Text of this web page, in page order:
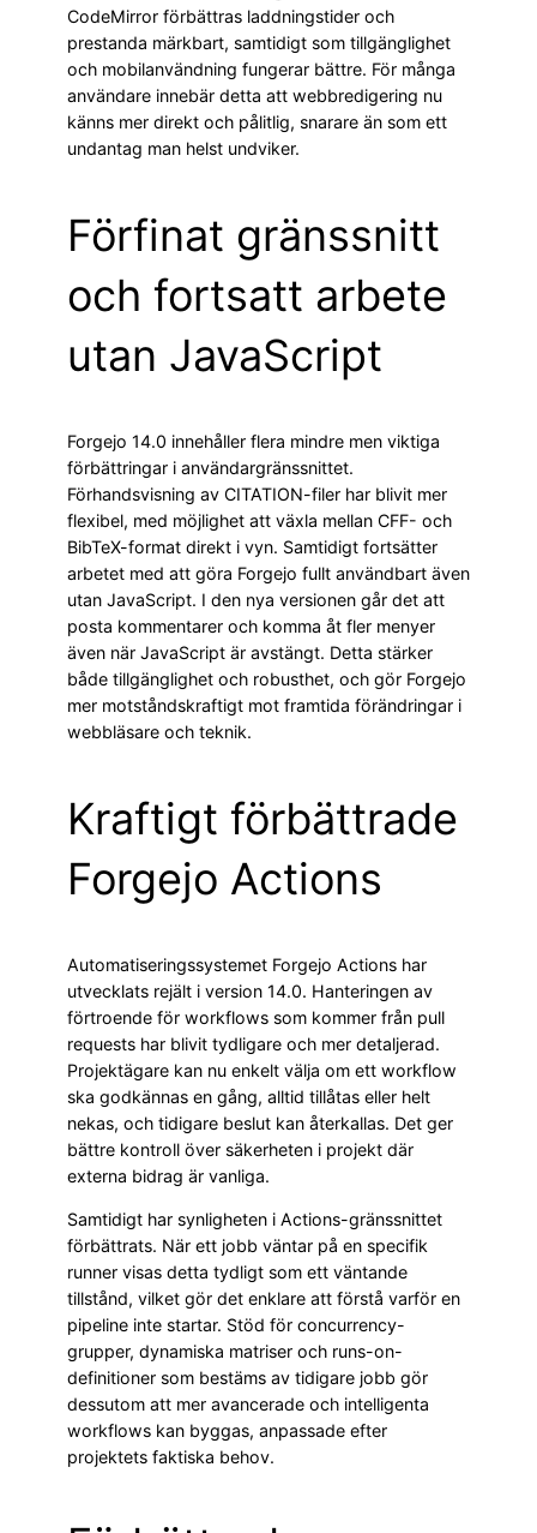
CodeMirror förbättras laddningstider och
prestanda märkbart, samtidigt som tillgänglighet
och mobilanvändning fungerar bättre. För många
användare innebär detta att webbredigering nu
känns mer direkt och pålitlig, snarare än som ett
undantag man helst undviker.
Förfinat gränssnitt
och fortsatt arbete
utan JavaScript
Forgejo 14.0 innehåller flera mindre men viktiga
förbättringar i användargränssnittet.
Förhandsvisning av CITATION-filer har blivit mer
flexibel, med möjlighet att växla mellan CFF- och
BibTeX-format direkt i vyn. Samtidigt fortsätter
arbetet med att göra Forgejo fullt användbart även
utan JavaScript. I den nya versionen går det att
posta kommentarer och komma åt fler menyer
även när JavaScript är avstängt. Detta stärker
både tillgänglighet och robusthet, och gör Forgejo
mer motståndskraftigt mot framtida förändringar i
webbläsare och teknik.
Kraftigt förbättrade
Forgejo Actions
Automatiseringssystemet Forgejo Actions har
utvecklats rejält i version 14.0. Hanteringen av
förtroende för workflows som kommer från pull
requests har blivit tydligare och mer detaljerad.
Projektägare kan nu enkelt välja om ett workflow
ska godkännas en gång, alltid tillåtas eller helt
nekas, och tidigare beslut kan återkallas. Det ger
bättre kontroll över säkerheten i projekt där
externa bidrag är vanliga.
Samtidigt har synligheten i Actions-gränssnittet
förbättrats. När ett jobb väntar på en specifik
runner visas detta tydligt som ett väntande
tillstånd, vilket gör det enklare att förstå varför en
pipeline inte startar. Stöd för concurrency-
grupper, dynamiska matriser och runs-on-
definitioner som bestäms av tidigare jobb gör
dessutom att mer avancerade och intelligenta
workflows kan byggas, anpassade efter
projektets faktiska behov.